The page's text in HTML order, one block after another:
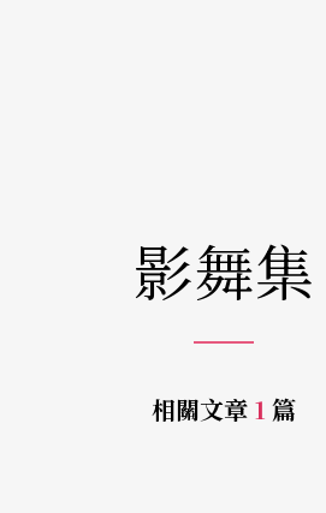
影舞集
相關文章 1 篇